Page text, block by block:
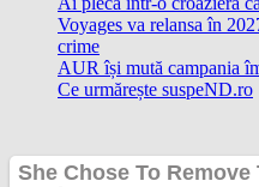
Voyages va relansa în
crime
AUR își mută campania
Ce urmărește suspeND.ro